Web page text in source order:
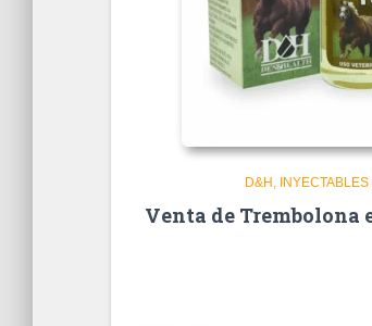
D&H INYECTABLES
Venta de Trembolona